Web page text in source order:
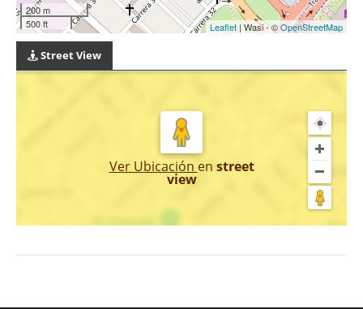
200 m
500 ft
Leaflet| Wasi - ©OpenStreetMap
Street View
Ver Ubicación en street
view